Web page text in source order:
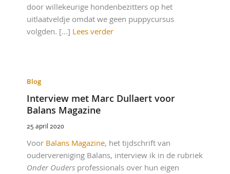
door willekeurige hondenbezitters op het
uitlaatveldje omdat we geen puppycursus
volgden. [...] Lees verder
Blog
Interview met Marc Dullaert voor
Balans Magazine
25 april 2020
Voor Balans Magazine, het tijdschrift van
oudervereniging Balans, interview ik in de rubriek
Onder Ouders professionals over hun eigen